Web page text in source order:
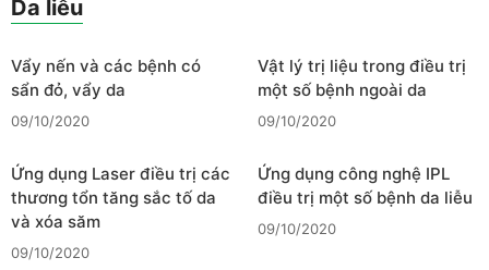
Da liễu
Vẩy nến và các bệnh có
sẩn đỏ, vẩy da
09/10/2020
Vật lý trị liệu trong điều trị
một số bệnh ngoài da
09/10/2020
Ứng dụng Laser điều trị các
thương tổn tăng sắc tố da
và xóa săm
09/10/2020
Ứng dụng công nghệ IPL
điều trị một số bệnh da liễu
09/10/2020